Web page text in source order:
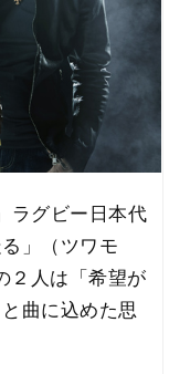
ラグビー日本代
」（ツワモ
２人は「希望が
曲に込めた思